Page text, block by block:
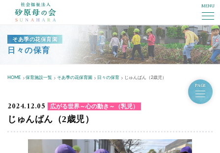
MENU
そあ季の花保育園
日々の保育
HOME 保育施設一覧 そあ季の花保育園 日々の保育 じゅんばん（2歳児）
PAGE
2024.12.05 広がる世界～心の動き～（乳児）
じゅんばん（2歳児）